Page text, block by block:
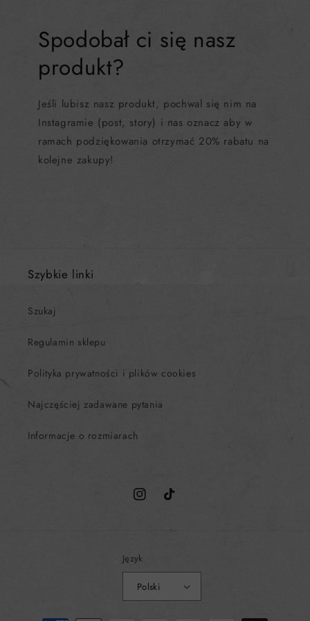
Spodobał ci się nasz
produkt?
Jeśli lubisz nasz produkt, pochwal się nim na
Instagramie (post, story) i nas oznacz aby w
ramach podziękowania otrzymać 20% rabatu na
kolejne zakupy!
Szybkie linki
Szukaj
Regulamin sklepu
Polityka prywatności i plików cookies
Najczęściej zadawane pytania
Informacje o rozmiarach
InstagramTikTok
Język
Polski